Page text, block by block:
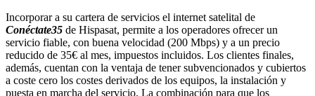
Incorporar a su cartera de servicios el internet satelital de
Conéctate35 de Hispasat, permite a los operadores ofrecer un
servicio fiable, con buena velocidad (200 Mbps) y a un precio
reducido de 35€ al mes, impuestos incluidos. Los clientes finales,
además, cuentan con la ventaja de tener subvencionados y cubiertos
a coste cero los costes derivados de los equipos, la instalación y
puesta en marcha del servicio. La combinación para que los